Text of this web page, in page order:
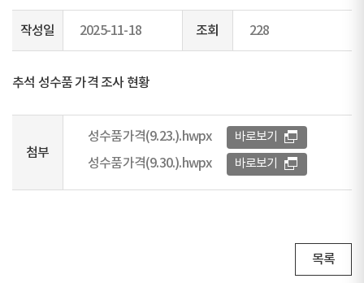
작성일 2025-11-18 조회 228
추석 성수품 가격 조사 현황
첨부
성수품가격(9.23.).hwpx 바로보기
성수품가격(9.30.).hwpx 바로보기
목록